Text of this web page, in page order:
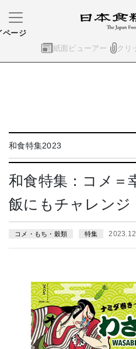
紙面ビューアー クリ
ページ
和食特集2023
和食特集：コメ
飯にもチャレンジ
コメ・もち・穀類 特集